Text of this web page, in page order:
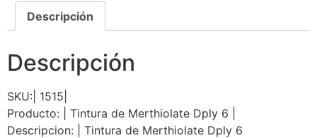
Descripción
Descripción
SKU:| 1515|
Producto: | Tintura de Merthiolate Dply 6 |
Descripcion: | Tintura de Merthiolate Dply 6